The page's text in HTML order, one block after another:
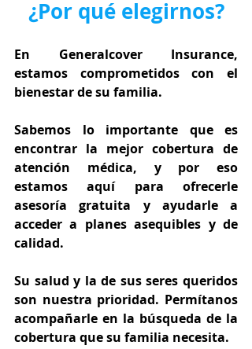
¿Por qué elegirnos?
En Generalcover Insurance,
estamos comprometidos con el
bienestar de su familia.
Sabemos lo importante que es
encontrar la mejor cobertura de
atención médica, y por eso
estamos aquí para ofrecerle
asesoría gratuita y ayudarle a
acceder a planes asequibles y de
calidad.
Su salud y la de sus seres queridos
son nuestra prioridad. Permítanos
acompañarle en la búsqueda de la
cobertura que su familia necesita.